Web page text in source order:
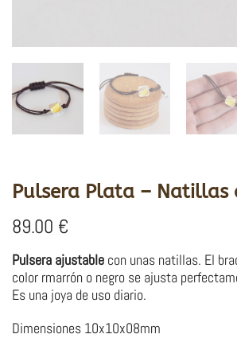
Pulsera Plata – Natillas
89.00 €
Pulsera ajustable con unas natillas. El
color rmarrón o negro se ajusta
Es una joya de uso diario.
Dimensiones 10x10x08mm